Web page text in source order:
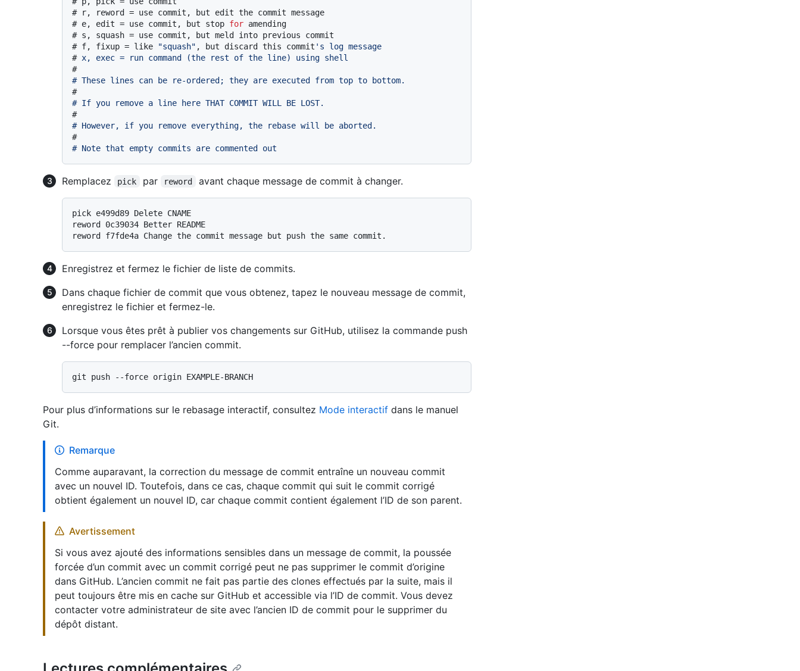
# r, reword = use commit, but edit the commit message
# e, edit = use commit, but stop for amending
# s, squash = use commit, but meld into previous commit
# f, fixup = like "squash" , but discard this commit 's log message
# x, exec = run command (the rest of the line) using shell
#
# These lines can be re-ordered; they are executed from top to bottom.
#
# If you remove a line here THAT COMMIT WILL BE LOST.
#
# However, if you remove everything, the rebase will be aborted.
#
# Note that empty commits are commented out
Remplacez pick par reword avant chaque message de commit à changer.
pick e499d89 Delete CNAME
reword 0c39034 Better README
Enregistrez et fermez le fichier de liste de commits.
Dans chaque fichier de commit que vous obtenez, tapez le nouveau message de commit,
enregistrez le fichier et fermez-le.
Lorsque vous êtes prêt à publier vos changements sur GitHub, utilisez la commande push
--force pour remplacer l’ancien commit.
Pour plus d’informations sur le rebasage interactif, consultez Mode interactif dans le manuel
Git.
Remarque
Comme auparavant, la correction du message de commit entraîne un nouveau commit
avec un nouvel ID. Toutefois, dans ce cas, chaque commit qui suit le commit corrigé
obtient également un nouvel ID, car chaque commit contient également l’ID de son parent.
Avertissement
Si vous avez ajouté des informations sensibles dans un message de commit, la poussée
forcée d’un commit avec un commit corrigé peut ne pas supprimer le commit d’origine
dans GitHub. L’ancien commit ne fait pas partie des clones effectués par la suite, mais il
peut toujours être mis en cache sur GitHub et accessible via l’ID de commit. Vous devez
contacter votre administrateur de site avec l’ancien ID de commit pour le supprimer du
dépôt distant.